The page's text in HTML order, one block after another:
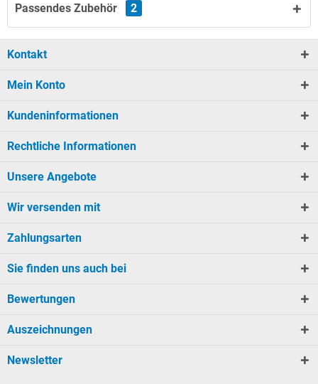
Passendes Zubehör 2
Kontakt
Mein Konto
Kundeninformationen
Rechtliche Informationen
Unsere Angebote
Wir versenden mit
Zahlungsarten
Sie finden uns auch bei
Bewertungen
Auszeichnungen
Newsletter